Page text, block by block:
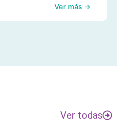
Ver más →
Ver todas